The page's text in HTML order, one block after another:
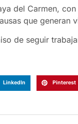
del Carmen,
que generan
de seguir
LinkedIn Pinterest